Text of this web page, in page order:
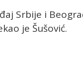
Srbije i
je Šušović.